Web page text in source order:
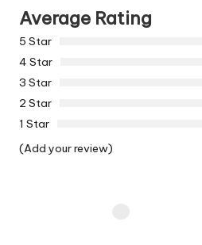
Average Rating
5 Star
4 Star
3 Star
2 Star
1 Star
(Add your review)